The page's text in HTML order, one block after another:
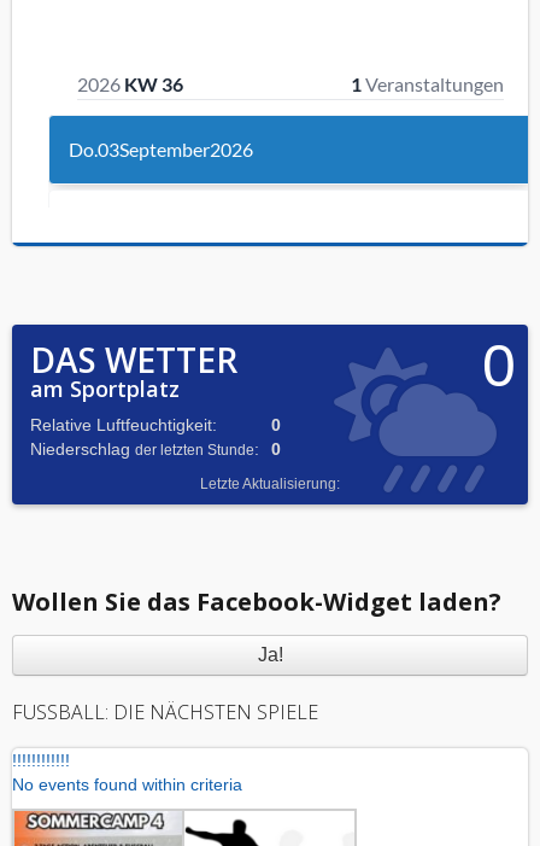
0
DAS WETTER
am Sportplatz
Relative Luftfeuchtigkeit:
0
Niederschlag der letzten Stunde: 0
Letzte Aktualisierung:
Wollen Sie das Facebook-Widget laden?
Ja!
FUSSBALL: DIE NÄCHSTEN SPIELE
!!!!!!!!!!!!
No events found within criteria